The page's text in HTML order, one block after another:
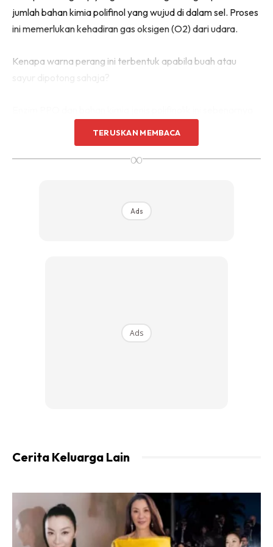
jumlah bahan kimia polifinol yang wujud di dalam sel. Proses
ini memerlukan kehadiran gas oksigen (O2) dari udara.
Kenapa warna perang ini terbentuk apabila buah atau
terletak pada plastids dan molekul-molekul polifinolik pula
terletak dalam vacuoles. Bilamana buah ini dipotong, maka
bertindakbalas dengan molekul polifinolik.
TERUSKAN MEMBACA
∞
Ads
Ads
Cerita Keluarga Lain